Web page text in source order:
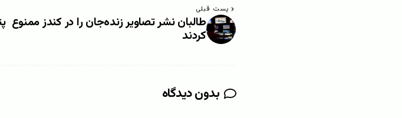
پست قبلی
طالبان نشر تصاویر زنده‌جان را در کندز ممنوع
کردند
بدون دیدگاه